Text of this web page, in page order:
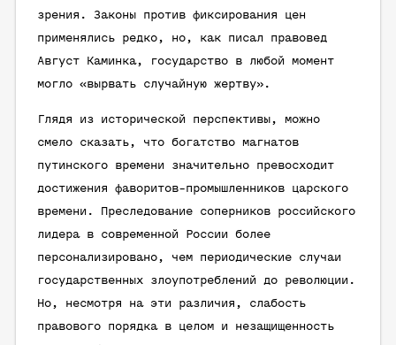
зрения. Законы против фиксирования цен
применялись редко, но, как писал правовед
Август Каминка, государство в любой момент
могло «вырвать случайную жертву».
Глядя из исторической перспективы, можно
смело сказать, что богатство магнатов
путинского времени значительно превосходит
достижения фаворитов-промышленников царского
времени. Преследование соперников российского
лидера в современной России более
персонализировано, чем периодические случаи
государственных злоупотреблений до революции.
Но, несмотря на эти различия, слабость
правового порядка в целом и незащищенность